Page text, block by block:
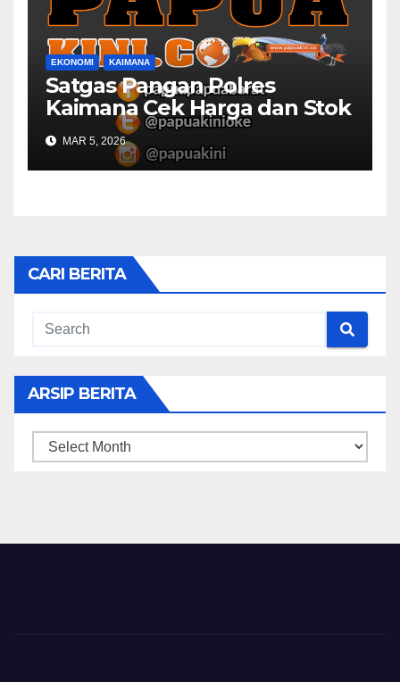
EKONOMI KAIMANA
Satgas Pangan Polres
Kaimana Cek Harga dan Stok
Bapok di Pasar
MAR 5, 2026
CARI BERITA
ARSIP BERITA
ARSIP